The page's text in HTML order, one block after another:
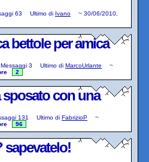
63 Ultimo di Ivano ~ 30/06/2010,
bettole per amica
Messaggi 3 Ultimo di MarcoUrlante
~
2
sposato con una
131 Ultimo di FabrizioP
~
96
sapevatelo!